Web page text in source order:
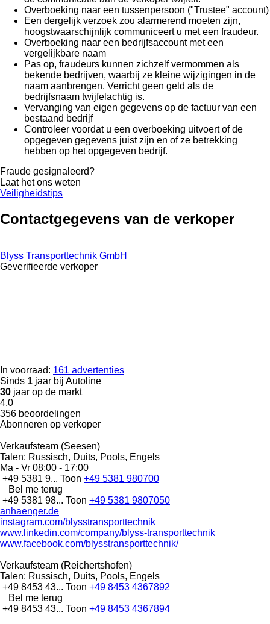
Overboeking naar een tussenpersoon ("Trustee" account)
Een dergelijk verzoek zou alarmerend moeten zijn,
hoogstwaarschijnlijk communiceert u met een fraudeur.
Overboeking naar een bedrijfsaccount met een
vergelijkbare naam
Pas op, fraudeurs kunnen zichzelf vermommen als
bekende bedrijven, waarbij ze kleine wijzigingen in de
naam aanbrengen. Verricht geen geld als de
bedrijfsnaam twijfelachtig is.
Vervanging van eigen gegevens op de factuur van een
bestaand bedrijf
Controleer voordat u een overboeking uitvoert of de
opgegeven gegevens juist zijn en of ze betrekking
hebben op het opgegeven bedrijf.
Fraude gesignaleerd?
Laat het ons weten
Veiligheidstips
Contactgegevens van de verkoper
Blyss Transporttechnik GmbH
Geverifieerde verkoper
In voorraad: 161 advertenties
Sinds 1 jaar bij Autoline
30 jaar op de markt
4.0
356 beoordelingen
Abonneren op verkoper
Verkaufsteam (Seesen)
Talen: Russisch, Duits, Pools, Engels
Ma - Vr 08:00 - 17:00
+49 5381 9... Toon +49 5381 980700
Bel me terug
+49 5381 98... Toon +49 5381 9807050
anhaenger.de
instagram.com/blysstransporttechnik
www.linkedin.com/company/blyss-transporttechnik
www.facebook.com/blysstransporttechnik/
Verkaufsteam (Reichertshofen)
Talen: Russisch, Duits, Pools, Engels
+49 8453 43... Toon +49 8453 4367892
Bel me terug
+49 8453 43... Toon +49 8453 4367894